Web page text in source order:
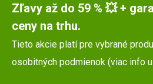
Zľavy až do 59 % 💥 +
ceny na trhu.
Tieto akcie platí pre vybrané
osobitných podmienok (viac info